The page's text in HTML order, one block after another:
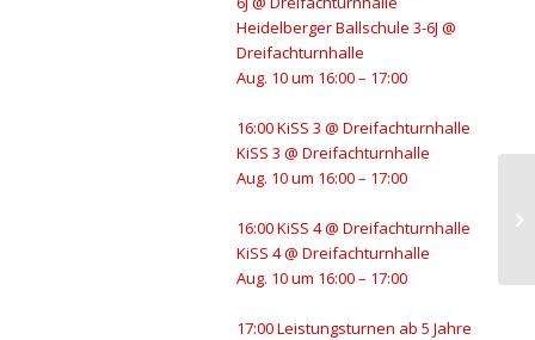
Heidelberger Ballschule 3-6J @
Dreifachturnhalle
Aug. 10 um 16:00 – 17:00
16:00KiSS 3@ Dreifachturnhalle
KiSS 3 @ Dreifachturnhalle
Aug. 10 um 16:00 – 17:00
16:00KiSS 4@ Dreifachturnhalle
KiSS 4@ Dreifachturnhalle
Aug. 10 um 16:00 – 17:00
17:00Leistungsturnen ab 5 Jahre